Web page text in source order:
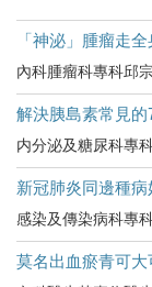
「神泌」腫瘤走
內科腫瘤科專科邱
解決胰島素常見
内分泌及糖尿科專
新冠肺炎同邊種
感染及傳染病科專
莫名出血瘀青可